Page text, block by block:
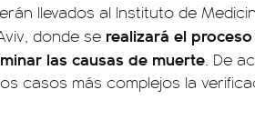
llevados al Instituto de
donde se realizará el
las causas de muerte. De
casos más complejos la